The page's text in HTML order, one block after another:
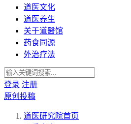
道医文化
道医养生
关于道醫馆
药食同源
外治疗法
登录 注册
原创投稿
道医研究院首页